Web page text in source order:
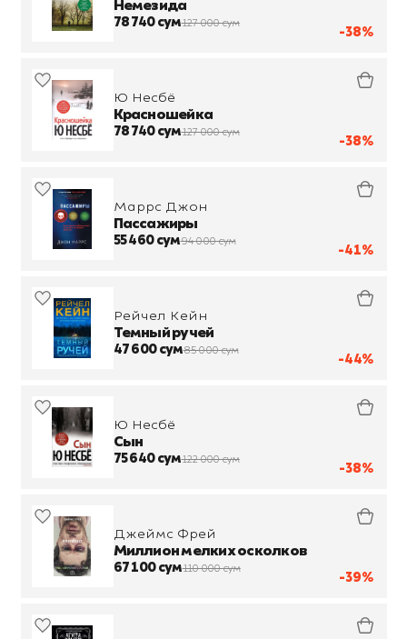
-38%
Немезида
78 740 сум127 000 сум
-38%
Ю Несбё
Красношейка
78 740 сум127 000 сум
-41%
Маррс Джон
Пассажиры
55 460 сум94 000 сум
-44%
Рейчел Кейн
Темный ручей
47 600 сум85 000 сум
-38%
Ю Несбё
Сын
75 640 сум122 000 сум
-39%
Джеймс Фрей
Миллион мелких осколков
67 100 сум110 000 сум